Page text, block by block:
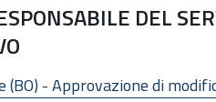
DEL
(BO) - Approvazione di